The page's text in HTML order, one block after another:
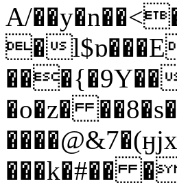
A/
�
���{�9Y��
�o�z�
���k�#��